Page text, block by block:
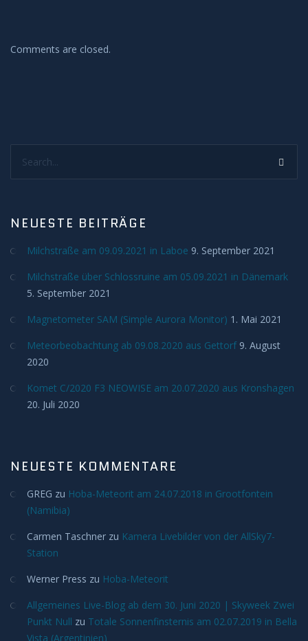
H-Alpha
Jupiter
Merkur
Venus
Bedeckungen
Mondfinsternis
Sonnenfinsternis
Satelliten
Comments are closed.
NEUESTE BEITRÄGE
Milchstraße am 09.09.2021 in Laboe 9. September 2021
Milchstraße über Schlossruine am 05.09.2021 in Dänemark
5. September 2021
Magnetometer SAM (Simple Aurora Monitor) 1. Mai 2021
Meteorbeobachtung ab 09.08.2020 aus Gettorf 9. August
2020
Komet C/2020 F3 NEOWISE am 20.07.2020 aus Kronshagen
20. Juli 2020
NEUESTE KOMMENTARE
GREG zu Hoba-Meteorit am 24.07.2018 in Grootfontein
(Namibia)
Carmen Taschner zu Kamera Livebilder von der AllSky7-
Station
Werner Press zu Hoba-Meteorit
Allgemeines Live-Blog ab dem 30. Juni 2020 | Skyweek Zwei
Punkt Null zu Totale Sonnenfinsternis am 02.07.2019 in Bella
Vista (Argentinien)